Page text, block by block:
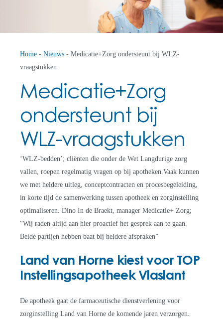
Home -Nieuws -Medicatie+Zorg ondersteunt bij WLZ-
vraagstukken
Medicatie+Zorg
ondersteunt bij
WLZ-vraagstukken
‘WLZ-bedden’; cliënten die onder de Wet Langdurige zorg
vallen, roepen regelmatig vragen op bij apotheken.Vaak kunnen
we met heldere uitleg, conceptcontracten en procesbegeleiding,
in korte tijd de samenwerking tussen apotheek en zorginstelling
optimaliseren. Dino In de Braekt, manager Medicatie+ Zorg;
“Wij raden altijd aan hier proactief het gesprek aan te gaan.
Beide partijen hebben baat bij heldere afspraken”
Land van Horne kiest voor TOP
Instellingsapotheek Vlaslant
De apotheek gaat de farmaceutische dienstverlening voor
zorginstelling Land van Horne de komende jaren verzorgen.